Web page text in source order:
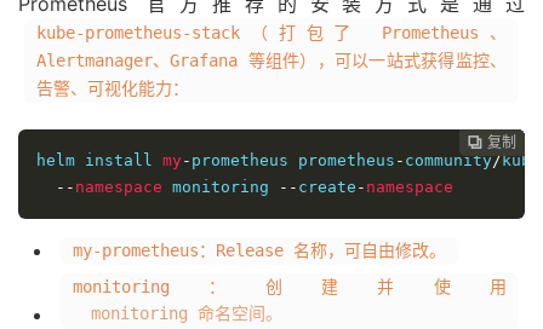
kube-prometheus-stack（打包了 Prometheus、
Alertmanager、Grafana 等组件），可以一站式获得监控、
告警、可视化能力：
 复制
 复制
 复制
 复制
 复制
 复制
 复制
 复制
helm install my- prometheus prometheus - community/kube
-- namespace monitoring -- create - namespace
my-prometheus：Release 名称，可自由修改。
monitoring：创建并使用
monitoring 命名空间。